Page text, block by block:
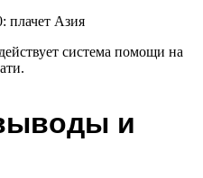
система помощи на
и